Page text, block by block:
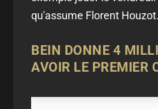
qu'assume Florent Houzot.
BEIN DONNE 4
AVOIR LE PREMIER